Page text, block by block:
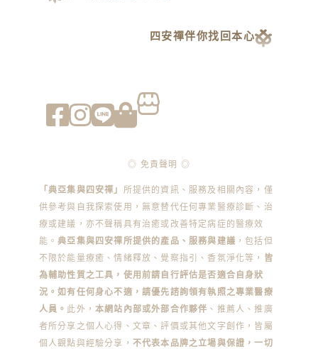
四安禪伴你找回本心
◎ 免責聲明 ◎
「典亞集與四安禪」 所提供的資訊、服務及相關內容，僅
供參考與自我探索使用，無意替代任何專業醫療診斷、治
療或建議，亦不聲稱具有治癒或改善特定病症的醫療效
能。典亞集與四安禪所提供的產品、服務與建議 ，包括但
不限於能量療癒、情緒釋放、覺察指引、香氛淨化等， 皆
為輔助性質之工具，使用前請自行評估是否適合自身狀
況。如有任何身心不適，請優先諮詢領有執照之專業醫療
人員。 此外，本網站內部或外部合作夥伴 、推薦人、推廣
者所分享之個人心得、文章、評價或其他文字創作，皆屬
個人觀點與經驗分享， 不代表本品牌之立場與保證，一切